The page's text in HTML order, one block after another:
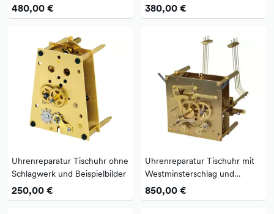
Schlagwerk und Beispielbilder
480,00 € Schlagwerk und Beispielbilder
380,00 €
Uhrenreparatur Tischuhr ohne
Schlagwerk und Beispielbilder
250,00 €
Uhrenreparatur Tischuhr mit
Westminsterschlag und
Beispielbilder
850,00 €